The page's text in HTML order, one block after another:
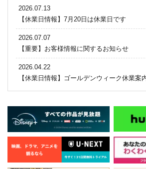
2026.07.13
【休業日情報】7月20日は休業日です
2026.07.07
【重要】お客様情報に関するお知らせ
2026.04.22
【休業日情報】ゴールデンウィーク休業案